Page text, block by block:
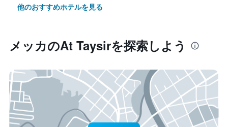
他のおすすめホテルを見る
メッカ​のAt Taysir​を探索しよう